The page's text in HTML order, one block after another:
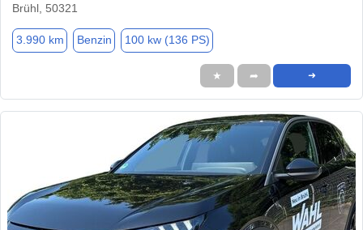
Brühl, 50321
3.990 km Benzin 100 kw (136 PS)
★ ➦ ➜